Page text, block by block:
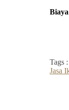
Tags :
Jasa